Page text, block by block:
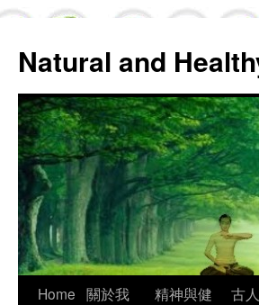
Natural and
Skip
Home 關於我
精神與健
古